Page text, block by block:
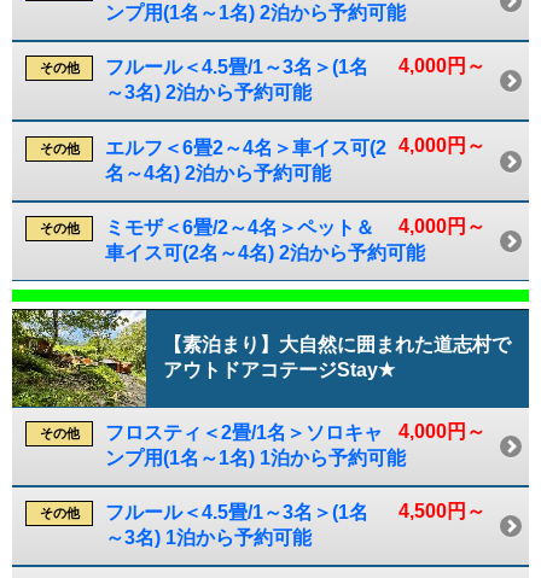
ンプ用(1名～1名) 2泊から予約可能
4,000円～
その他
フルール＜4.5畳/1～3名＞(1名
～3名) 2泊から予約可能
4,000円～
その他
エルフ＜6畳2～4名＞車イス可(2
名～4名) 2泊から予約可能
4,000円～
その他
ミモザ＜6畳/2～4名＞ペット＆
車イス可(2名～4名) 2泊から予約可能
【素泊まり】大自然に囲まれた道志村で
アウトドアコテージStay★
4,000円～
その他
フロスティ＜2畳/1名＞ソロキャ
ンプ用(1名～1名) 1泊から予約可能
4,500円～
その他
フルール＜4.5畳/1～3名＞(1名
～3名) 1泊から予約可能